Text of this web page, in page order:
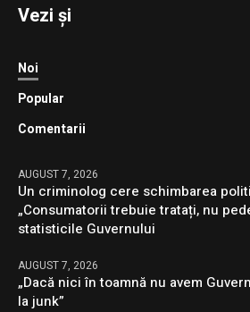
Vezi și
Noi
Popular
Comentarii
AUGUST 7, 2026
Un criminolog cere schimbarea
„Consumatorii trebuie tratați, nu
statisticile Guvernului
AUGUST 7, 2026
„Dacă nici în toamnă nu avem
la junk”